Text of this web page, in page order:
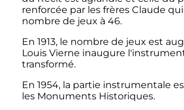
renforcée par les frères Claude
nombre de jeux à 46.
En 1913, le nombre de jeux est
Louis Vierne inaugure
transformé.
En 1954, la partie instrumentale
les Monuments Historiques.